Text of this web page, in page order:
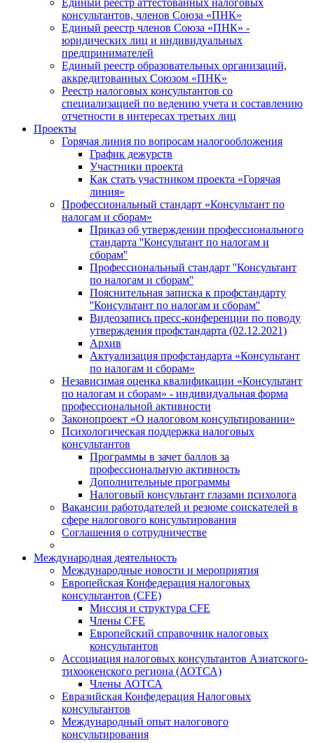
Единый реестр аттестованных налоговых
консультантов, членов Союза «ПНК»
Единый реестр членов Союза «ПНК» -
юридических лиц и индивидуальных
предпринимателей
Единый реестр образовательных организаций,
аккредитованных Союзом «ПНК»
Реестр налоговых консультантов со
специализацией по ведению учета и составлению
отчетности в интересах третьих лиц
Проекты
Горячая линия по вопросам налогообложения
График дежурств
Участники проекта
Как стать участником проекта «Горячая
линия»
Профессиональный стандарт «Консультант по
налогам и сборам»
Приказ об утверждении профессионального
стандарта ''Консультант по налогам и
сборам''
Профессиональный стандарт ''Консультант
по налогам и сборам''
Пояснительная записка к профстандарту
''Консультант по налогам и сборам''
Видеозапись пресс-конференции по поводу
утверждения профстандарта (02.12.2021)
Архив
Актуализация профстандарта «Консультант
по налогам и сборам»
Независимая оценка квалификации «Консультант
по налогам и сборам» - индивидуальная форма
профессиональной активности
Законопроект «О налоговом консультировании»
Психологическая поддержка налоговых
консультантов
Программы в зачет баллов за
профессиональную активность
Дополнительные программы
Налоговый консультант глазами психолога
Вакансии работодателей и резюме соискателей в
сфере налогового консультирования
Соглашения о сотрудничестве
Международная деятельность
Международные новости и мероприятия
Европейская Конфедерация налоговых
консультантов (CFE)
Миссия и структура CFE
Члены CFE
Европейский справочник налоговых
консультантов
Ассоциация налоговых консультантов Азиатского-
тихоокенского региона (АОТСА)
Члены АОТСА
Евразийская Конфедерация Налоговых
консультантов
Международный опыт налогового
консультирования